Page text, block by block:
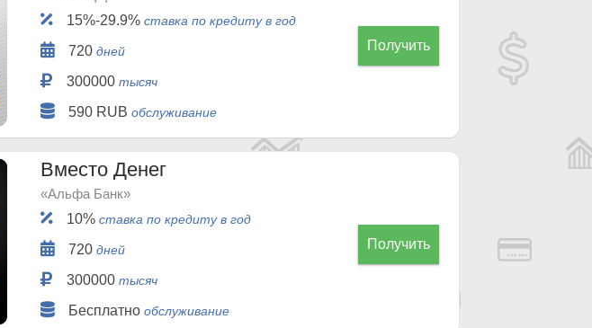
15%-29.9% ставка по кредиту в год
720 дней
300000 тысяч
590 RUB обслуживание
Получить
Вместо Денег
«Альфа Банк»
10% ставка по кредиту в год
720 дней
300000 тысяч
Бесплатно обслуживание
Получить